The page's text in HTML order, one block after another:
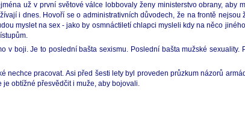
už v první světové válce lobbovaly ženy ministerstvo obrany, aby
i dnes. Hovoří se o administrativních důvodech, že na frontě
myslet na sex - jako by osmnáctiletí chlapci mysleli kdy na něco
v boji. Je to poslední bašta sexismu. Poslední bašta mužské sexuality.
nechce pracovat. Asi před šesti lety byl proveden průzkum názorů
je obtížné přesvědčit i muže, aby bojovali.